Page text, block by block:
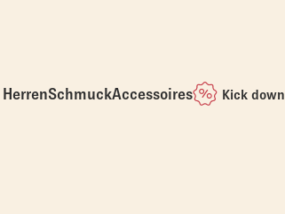
SchmuckAccessoires Kick down